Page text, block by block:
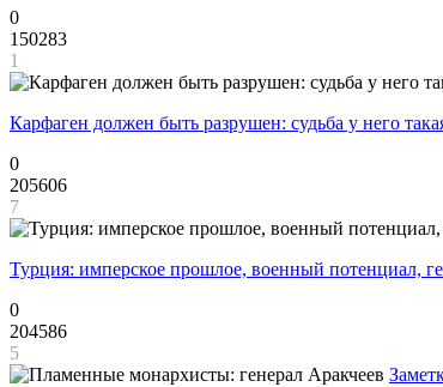
0
150283
1
Карфаген должен быть разрушен: судьба у него
0
205606
7
Турция: имперское прошлое, военный потенциал,
0
204586
5